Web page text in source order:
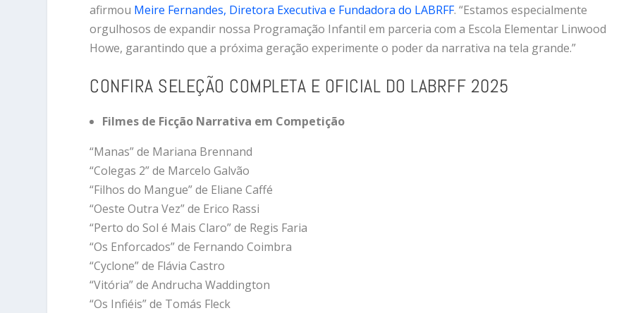
afirmou Meire Fernandes, Diretora Executiva e Fundadora do LABRFF. “Estamos especialmente
orgulhosos de expandir nossa Programação Infantil em parceria com a Escola Elementar Linwood
Howe, garantindo que a próxima geração experimente o poder da narrativa na tela grande.”
CONFIRA SELEÇÃO COMPLETA E OFICIAL DO LABRFF 2025
Filmes de Ficção Narrativa em Competição
“Manas” de Mariana Brennand
“Colegas 2” de Marcelo Galvão
“Filhos do Mangue” de Eliane Caffé
“Oeste Outra Vez” de Erico Rassi
“Perto do Sol é Mais Claro” de Regis Faria
“Os Enforcados” de Fernando Coimbra
“Cyclone” de Flávia Castro
“Vitória” de Andrucha Waddington
“Os Infiéis” de Tomás Fleck